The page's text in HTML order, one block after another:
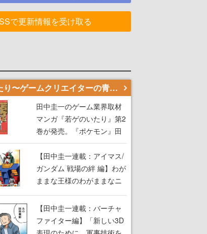
で更新情報を受け取る
若ゲのいたり〜ゲームクリエイターの青春〜
田中圭一のゲーム業界取材
マンガ『若ゲのいたり』第2
巻が発売。『ポケモン』田
尻智さん、『ゼビウス』遠
藤雅伸さんらの貴重なエピ
ソードを収録
【田中圭一連載：アイマス/
ガンダム 戦場の絆 編】わが
ままな王様のわがままなニ
ーズを満たす！──小山順一
朗が貫く姿勢に、ゲームク
リエイターとしての矜持を
見た【若ゲのいたり最終
【田中圭一連載：バーチャ
ファイター編】「新しい3D